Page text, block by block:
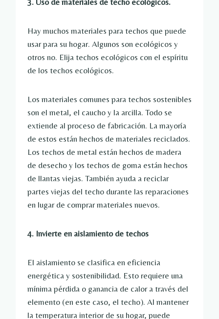
3. Uso de materiales de techo ecológicos.
Hay muchos materiales para techos que puede
usar para su hogar. Algunos son ecológicos y
otros no. Elija techos ecológicos con el espíritu
de los techos ecológicos.
Los materiales comunes para techos sostenibles
son el metal, el caucho y la arcilla. Todo se
extiende al proceso de fabricación. La mayoría
de estos están hechos de materiales reciclados.
Los techos de metal están hechos de madera
de desecho y los techos de goma están hechos
de llantas viejas. También ayuda a reciclar
partes viejas del techo durante las reparaciones
en lugar de comprar materiales nuevos.
4. Invierte en aislamiento de techos
El aislamiento se clasifica en eficiencia
energética y sostenibilidad. Esto requiere una
mínima pérdida o ganancia de calor a través del
elemento (en este caso, el techo). Al mantener
la temperatura interior de su hogar, puede